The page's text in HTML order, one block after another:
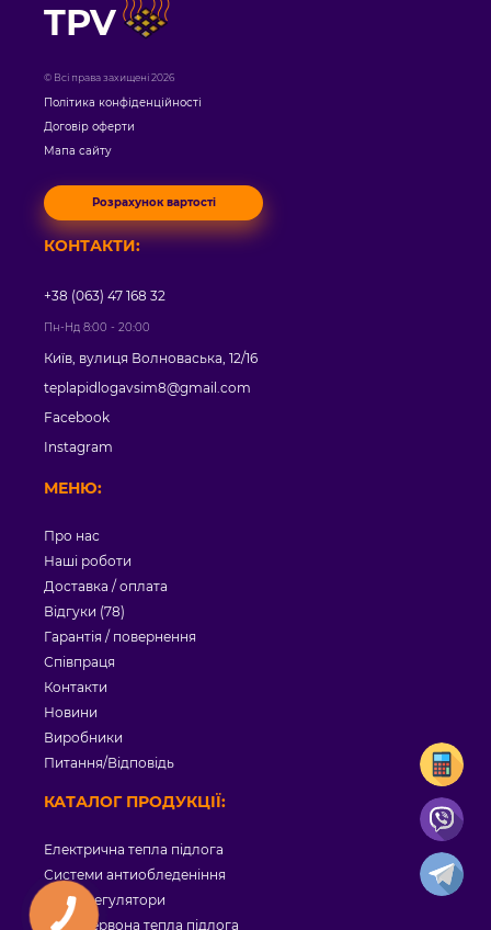
TPV
© Всі права захищені 2026
Політика конфіденційності
Договір оферти
Мапа сайту
Розрахунок вартості
МЕНЮ:
Про нас
Наші роботи
Доставка / оплата
Відгуки (78)
Гарантія / повернення
Співпраця
Контакти
Новини
Виробники
Питання/Відповідь
КАТАЛОГ ПРОДУКЦІЇ:
Електрична тепла підлога
Системи антиобледеніння
Терморегулятори
Інфрачервона тепла підлога
КОНТАКТИ:
+38 (063) 47 168 32
Пн-Нд 8:00 - 20:00
Київ, вулиця Волноваська, 12/16
teplapidlogavsim8@gmail.com
Facebook
Instagram